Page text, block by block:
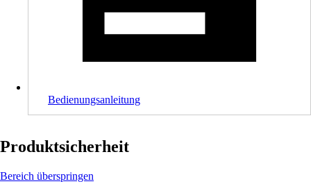
Bedienungsanleitung
Produktsicherheit
Bereich überspringen